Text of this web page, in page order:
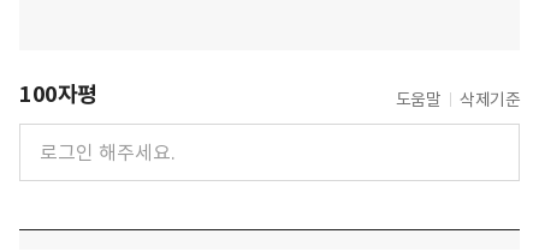
100자평 도움말 삭제기준